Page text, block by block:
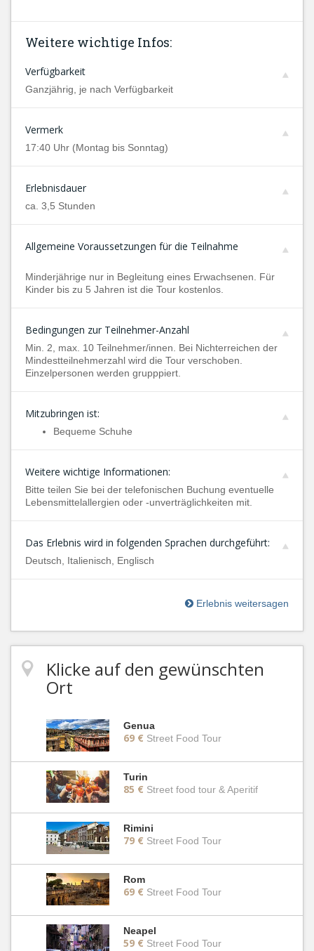
Weitere wichtige Infos:
Verfügbarkeit
Ganzjährig, je nach Verfügbarkeit
Vermerk
17:40 Uhr (Montag bis Sonntag)
Erlebnisdauer
ca. 3,5 Stunden
Allgemeine Voraussetzungen für die Teilnahme
Minderjährige nur in Begleitung eines Erwachsenen. Für
Kinder bis zu 5 Jahren ist die Tour kostenlos.
Bedingungen zur Teilnehmer-Anzahl
Min. 2, max. 10 Teilnehmer/innen. Bei Nichterreichen der
Mindestteilnehmerzahl wird die Tour verschoben.
Einzelpersonen werden grupppiert.
Mitzubringen ist:
Bequeme Schuhe
Weitere wichtige Informationen:
Bitte teilen Sie bei der telefonischen Buchung eventuelle
Lebensmittelallergien oder -unverträglichkeiten mit.
Das Erlebnis wird in folgenden Sprachen durchgeführt:
Deutsch, Italienisch, Englisch
Erlebnis weitersagen
Klicke auf den gewünschten
Ort
Genua
69 € Street Food Tour
Turin
85 € Street food tour & Aperitif
Rimini
79 € Street Food Tour
Rom
69 € Street Food Tour
Neapel
59 € Street Food Tour